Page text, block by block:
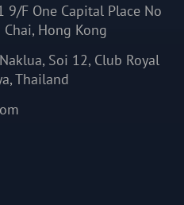
9/F One Capital Place No
Chai, Hong Kong
Soi 12, Club Royal
Thailand